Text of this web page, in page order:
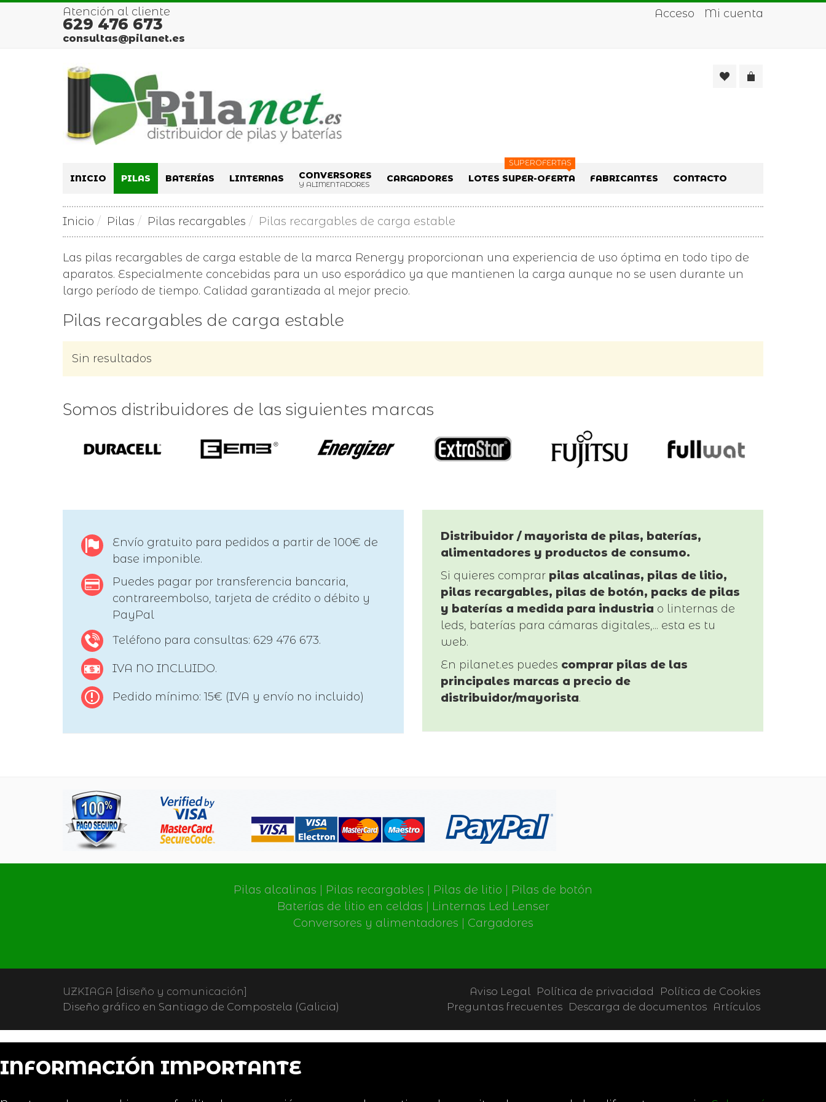
Atención al cliente
629 476 673
consultas@pilanet.es
Acceso Mi cuenta
INICIO PILAS BATERÍAS LINTERNAS CONVERSORES
Y ALIMENTADORES
CARGADORES LOTES SUPER-OFERTA
SUPEROFERTAS
FABRICANTES CONTACTO
Inicio Pilas Pilas recargables Pilas recargables de carga estable
Las pilas recargables de carga estable de la marca Renergy proporcionan una experiencia de uso óptima en todo tipo de
aparatos. Especialmente concebidas para un uso esporádico ya que mantienen la carga aunque no se usen durante un
largo período de tiempo. Calidad garantizada al mejor precio.
Pilas recargables de carga estable
Sin resultados
Somos distribuidores de las siguientes marcas
Envío gratuito para pedidos a partir de 100€ de
base imponible.
Puedes pagar por transferencia bancaria,
contrareembolso, tarjeta de crédito o débito y
PayPal
Teléfono para consultas: 629 476 673.
IVA NO INCLUIDO.
Pedido mínimo: 15€ (IVA y envío no incluido)
Distribuidor / mayorista de pilas, baterías,
alimentadores y productos de consumo.
Si quieres comprar pilas alcalinas, pilas de litio,
pilas recargables, pilas de botón, packs de pilas
y baterías a medida para industria o linternas de
leds, baterías para cámaras digitales,... esta es tu
web.
En pilanet.es puedes comprar pilas de las
principales marcas a precio de
distribuidor/mayorista.
Pilas alcalinas Pilas recargables Pilas de litio
Pilas de botón
Baterías de litio en celdas
Linternas Led Lenser
Conversores y alimentadores
Cargadores
UZKIAGA [diseño y comunicación]
Diseño gráfico en Santiago de Compostela (Galicia)
Aviso Legal Política de privacidad
Política de Cookies
Preguntas frecuentes Descarga de documentos Artículos
INFORMACIÓN IMPORTANTE